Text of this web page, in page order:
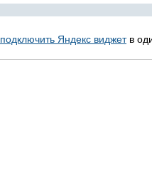
подключить Яндекс виджетв